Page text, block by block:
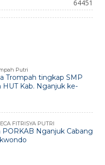
64451
Putri
Trompah tingkap SMP
HUT Kab. Nganjuk ke-
FITRISYA PUTRI
PORKAB Nganjuk Cabang